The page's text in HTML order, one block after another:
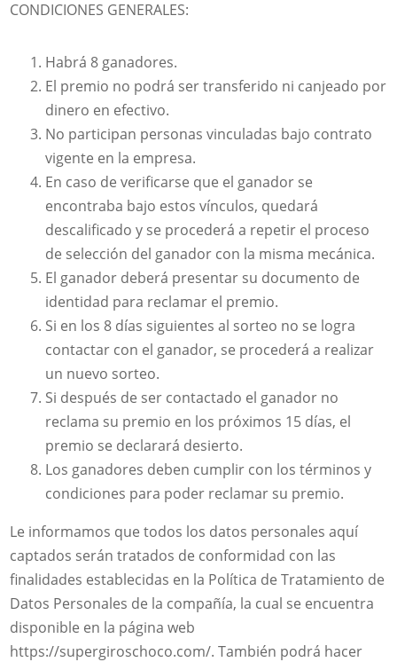
CONDICIONES GENERALES:
Habrá 8 ganadores.
El premio no podrá ser transferido ni canjeado por
dinero en efectivo.
No participan personas vinculadas bajo contrato
vigente en la empresa.
En caso de verificarse que el ganador se
encontraba bajo estos vínculos, quedará
descalificado y se procederá a repetir el proceso
de selección del ganador con la misma mecánica.
El ganador deberá presentar su documento de
identidad para reclamar el premio.
Si en los 8 días siguientes al sorteo no se logra
contactar con el ganador, se procederá a realizar
un nuevo sorteo.
Si después de ser contactado el ganador no
reclama su premio en los próximos 15 días, el
premio se declarará desierto.
Los ganadores deben cumplir con los términos y
condiciones para poder reclamar su premio.
Le informamos que todos los datos personales aquí
captados serán tratados de conformidad con las
finalidades establecidas en la Política de Tratamiento de
Datos Personales de la compañía, la cual se encuentra
disponible en la página web
https://supergiroschoco.com/. También podrá hacer